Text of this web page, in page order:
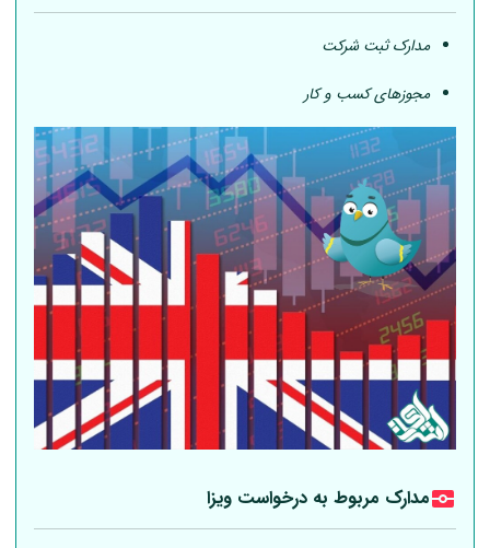
مدارک ثبت شرکت
مجوزهای کسب و کار
مدارک مربوط به درخواست ویزا